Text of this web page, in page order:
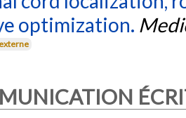
optimization.